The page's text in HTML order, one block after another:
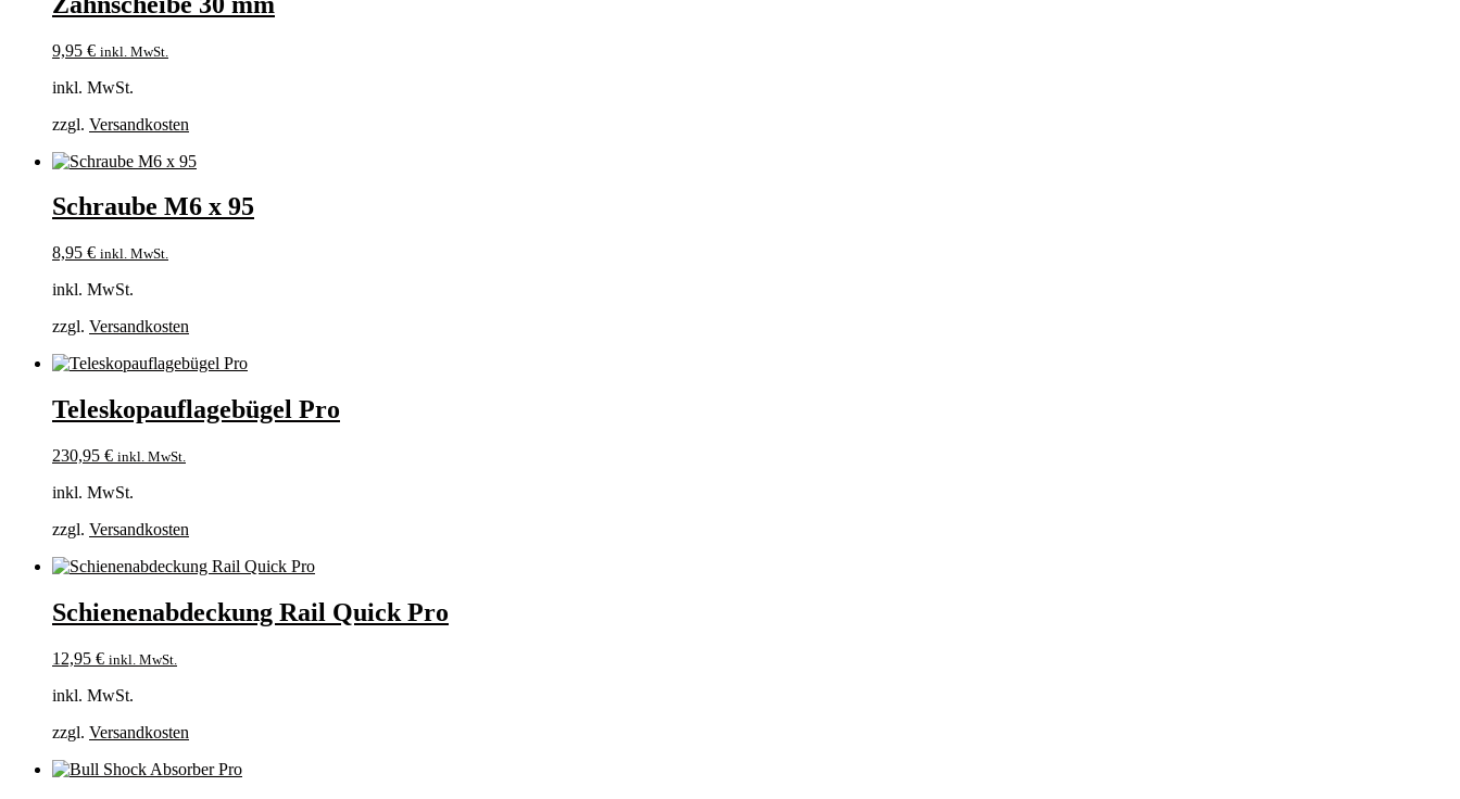
9,95 € inkl. MwSt.
inkl. MwSt.
zzgl. Versandkosten
Schraube M6 x 95
8,95 € inkl. MwSt.
inkl. MwSt.
zzgl. Versandkosten
Teleskopauflagebügel Pro
230,95 € inkl. MwSt.
inkl. MwSt.
zzgl. Versandkosten
Schienenabdeckung Rail Quick Pro
12,95 € inkl. MwSt.
inkl. MwSt.
zzgl. Versandkosten